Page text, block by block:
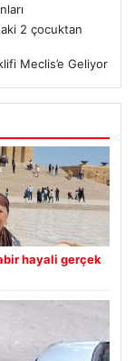
2 çocuktan
Meclis’e Geliyor
hayali gerçek